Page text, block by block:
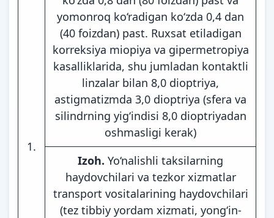
1.
yomonroq ko‘radigan ko‘zda 0,4 dan
(40 foizdan) past. Ruxsat etiladigan
korreksiya miopiya va gipermetropiya
kasalliklarida, shu jumladan kontaktli
linzalar bilan 8,0 dioptriya,
astigmatizmda 3,0 dioptriya (sfera va
silindrning yig‘indisi 8,0 dioptriyadan
oshmasligi kerak)
Izoh. Yo‘nalishli taksilarning
haydovchilari va tezkor xizmatlar
transport vositalarining haydovchilari
(tez tibbiy yordam xizmati, yong‘in-